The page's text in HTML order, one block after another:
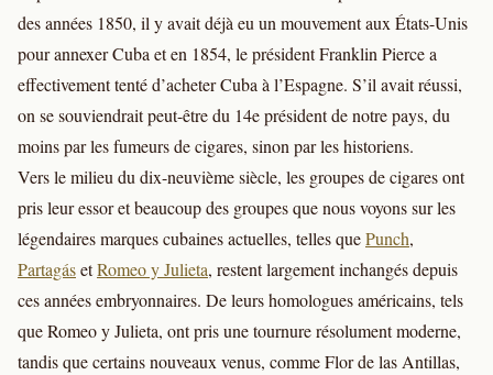
des années 1850, il y avait déjà eu un mouvement aux États-Unis
pour annexer Cuba et en 1854, le président Franklin Pierce a
effectivement tenté d’acheter Cuba à l’Espagne. S’il avait réussi,
on se souviendrait peut-être du 14e président de notre pays, du
moins par les fumeurs de cigares, sinon par les historiens.
Vers le milieu du dix-neuvième siècle, les groupes de cigares ont
pris leur essor et beaucoup des groupes que nous voyons sur les
légendaires marques cubaines actuelles, telles quePunch,
PartagásetRomeo y Julieta, restent largement inchangés depuis
ces années embryonnaires. De leurs homologues américains, tels
que Romeo y Julieta, ont pris une tournure résolument moderne,
tandis que certains nouveaux venus, comme Flor de las Antillas,